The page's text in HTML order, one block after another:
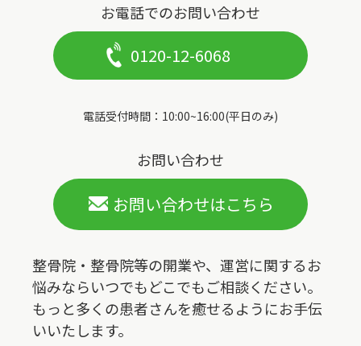
お電話でのお問い合わせ
0120-12-6068
電話受付時間：10:00~16:00(平日のみ)
お問い合わせ
お問い合わせはこちら
整骨院・整骨院等の開業や、運営に関するお
悩みならいつでもどこでもご相談ください。
もっと多くの患者さんを癒せるようにお手伝
いいたします。